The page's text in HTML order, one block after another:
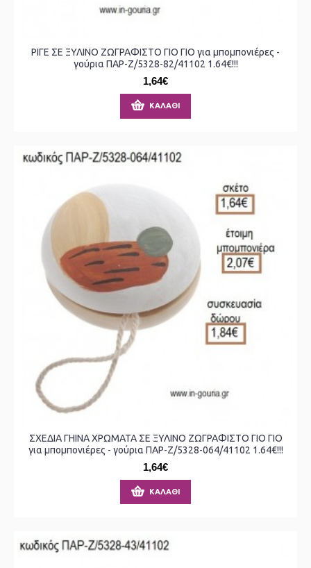
ΡΙΓΕ ΣΕ ΞΥΛΙΝΟ ΖΩΓΡΑΦΙΣΤΟ ΓΙΟ ΓΙΟ για μπομπονιέρες -
γούρια ΠΑΡ-Ζ/5328-82/41102 1.64€!!!
1,64€
ΚΑΛΆΘΙ
ΣΧΕΔΙΑ ΓΗΙΝΑ ΧΡΩΜΑΤΑ ΣΕ ΞΥΛΙΝΟ ΖΩΓΡΑΦΙΣΤΟ ΓΙΟ ΓΙΟ
για μπομπονιέρες - γούρια ΠΑΡ-Ζ/5328-064/41102 1.64€!!!
1,64€
ΚΑΛΆΘΙ